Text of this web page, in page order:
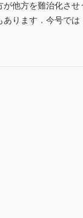
他方を難治化さ
ります．今号で